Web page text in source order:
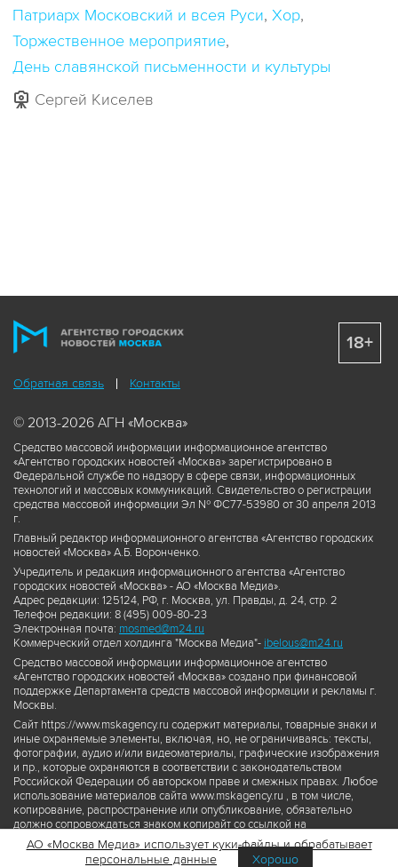
Патриарх Московский и всея Руси Хор
Торжественное мероприятие
День славянской письменности и культуры
Сергей Киселев
Обратная связь Контакты
© 2013-2026 АГН «Москва»
Средство массовой информации информационное агентство
«Агентство городских новостей «Москва» зарегистрировано в
Федеральной службе по надзору в сфере связи, информационных
технологий и массовых коммуникаций. Свидетельство о регистрации
средства массовой информации Эл № ФС77-53980 от 30 апреля 2013
г.
Главный редактор информационного агентства «Агентство городских
новостей «Москва» А.Б. Воронченко.
Учредитель и редакция информационного агентства «Агентство
городских новостей «Москва» - АО «Москва Медиа».
Адрес редакции: 125124, РФ, г. Москва, ул. Правды, д. 24, стр. 2
Телефон редакции: 8 (495) 009-80-23
Электронная почта: mosmed@m24.ru
Коммерческий отдел холдинга "Москва Медиа"- ibelous@m24.ru
Средство массовой информации информационное агентство
«Агентство городских новостей «Москва» создано при финансовой
поддержке Департамента средств массовой информации и рекламы г.
Москвы.
Сайт https://www.mskagency.ru содержит материалы, товарные знаки и
иные охраняемые элементы, включая, но, не ограничиваясь: тексты,
фотографии, аудио и/или видеоматериалы, графические изображения
и пр., которые охраняются в соответствии с законодательством
Российской Федерации об авторском праве и смежных правах. Любое
использование материалов сайта www.mskagency.ru , в том числе,
копирование, распространение или опубликование, обязательно
должно сопровождаться знаком копирайт со ссылкой на
правообладателя © АО «Москва Медиа», а также гиперссылкой на сайт
www.mskagency.ru как на первоисточник информации. Переработка
18+
АО «Москва Медиа» использует куки-файлы и обрабатывает
персональные данные
Хорошо